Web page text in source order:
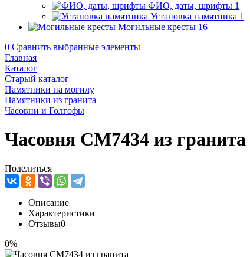
ФИО, даты, шрифты 1
Установка памятника 1
Могильные кресты 16
0 Сравнить выбранные элементы
Главная
Каталог
Старый каталог
Памятники на могилу
Памятники из гранита
Часовни и Голгофы
Часовня CM7434 из гранита
Поделиться
Описание
Характеристики
Отзывы0
0%